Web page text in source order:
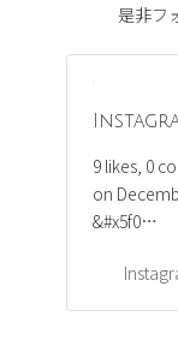
是非フ
9 likes, 0
on
&#x5f0…